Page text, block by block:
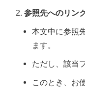
参照先へのリン
本文中に参照
ます。
ただし、該当
このとき、お